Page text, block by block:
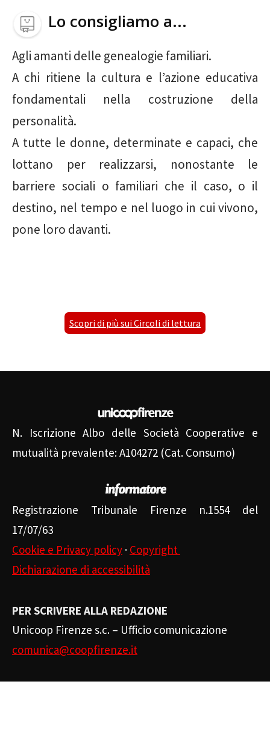
Lo consigliamo a...
Agli amanti delle genealogie familiari.
A chi ritiene la cultura e l’azione educativa
fondamentali nella costruzione della
personalità.
A tutte le donne, determinate e capaci, che
lottano per realizzarsi, nonostante le
barriere sociali o familiari che il caso, o il
destino, nel tempo e nel luogo in cui vivono,
pone loro davanti.
Scopri di più sui Circoli di lettura
N. Iscrizione Albo delle Società Cooperative e
mutualità prevalente: A104272 (Cat. Consumo)
Registrazione Tribunale Firenze n.1554 del
17/07/63
Cookie e Privacy policy · Copyright
Dichiarazione di accessibilità
PER SCRIVERE ALLA REDAZIONE
Unicoop Firenze s.c. – Ufficio comunicazione
comunica@coopfirenze.it